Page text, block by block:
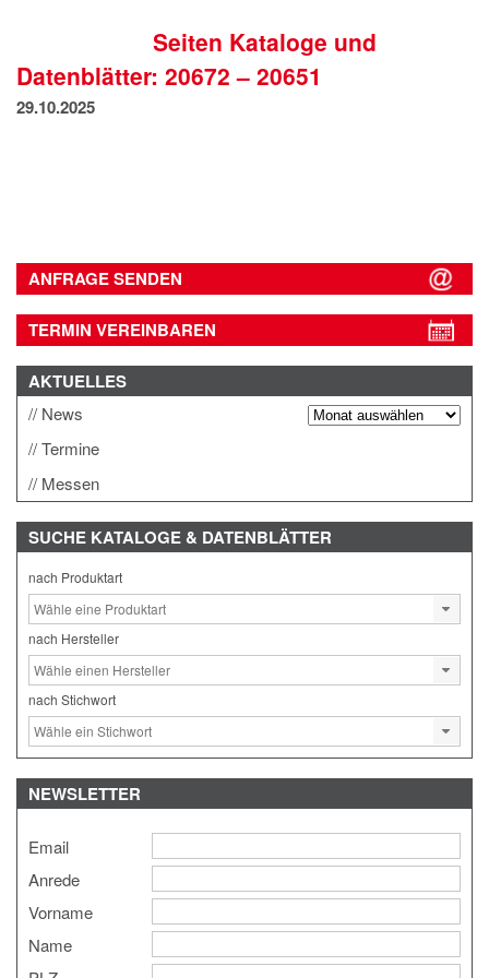
DATENSCHUTZSeiten Kataloge und
Datenblätter: 20672 – 20651
29.10.2025
ANFRAGE SENDEN
TERMIN VEREINBAREN
AKTUELLES
News
Termine
Messen
SUCHE KATALOGE & DATENBLÄTTER
nach Produktart
nach Hersteller
nach Stichwort
NEWSLETTER
Email
Anrede
Vorname
Name